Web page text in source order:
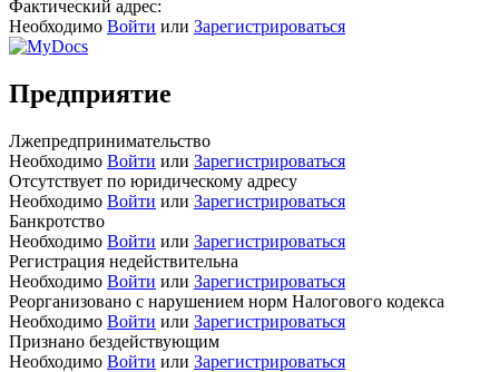
Фактический адрес:
Необходимо Войти или Зарегистрироваться
Предприятие
Лжепредпринимательство
Необходимо Войти или Зарегистрироваться
Отсутствует по юридическому адресу
Необходимо Войти или Зарегистрироваться
Банкротство
Необходимо Войти или Зарегистрироваться
Регистрация недействительна
Необходимо Войти или Зарегистрироваться
Реорганизовано с нарушением норм Налогового кодекса
Необходимо Войти или Зарегистрироваться
Признано бездействующим
Необходимо Войти или Зарегистрироваться